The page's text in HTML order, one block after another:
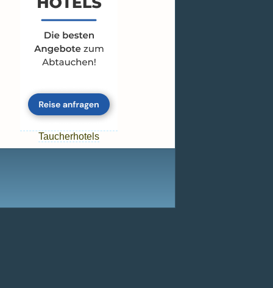
Taucherhotels